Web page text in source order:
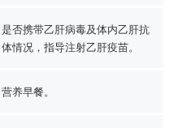
是否携带乙肝病毒及体内乙肝抗
体情况，指导注射乙肝疫苗。
营养早餐。